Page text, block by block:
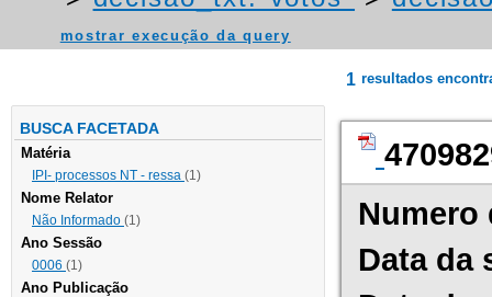
mostrar execução da query
BUSCA FACETADA
Matéria
IPI- processos NT - ressa (1)
Nome Relator
Não Informado (1)
Ano Sessão
0006 (1)
Ano Publicação
1 resultados
Numero
Data da